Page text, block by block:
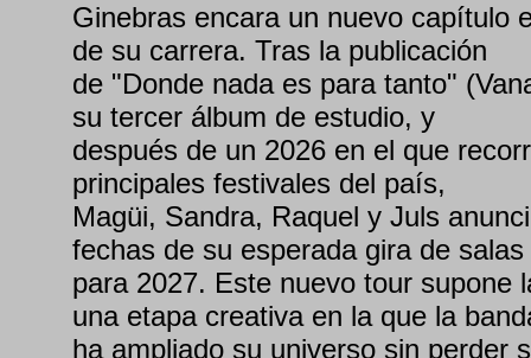
Ginebras encara un nuevo capítulo
de su carrera. Tras la publicación
de "Donde nada es para tanto"
su tercer álbum de estudio, y
después de un 2026 en el que
principales festivales del país,
Magüi, Sandra, Raquel y Juls
fechas de su esperada gira de salas
para 2027. Este nuevo tour supone
una etapa creativa en la que la
ha ampliado su universo sin perder